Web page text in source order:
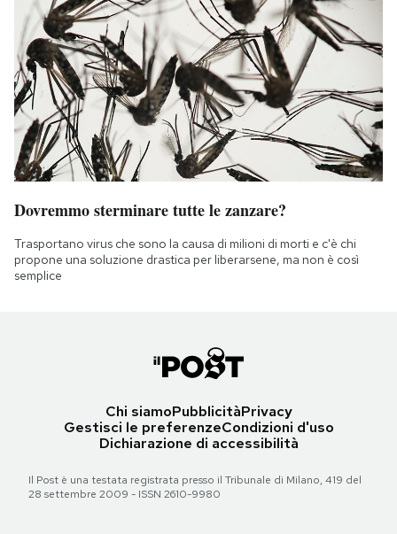
Dovremmo sterminare tutte le zanzare?
Trasportano virus che sono la causa di milioni di morti e c'è chi
propone una soluzione drastica per liberarsene, ma non è così
semplice
Chi siamoPubblicitàPrivacy
Gestisci le preferenzeCondizioni d'uso
Dichiarazione di accessibilità
Il Post è una testata registrata presso il Tribunale di Milano, 419 del
28 settembre 2009 - ISSN 2610-9980